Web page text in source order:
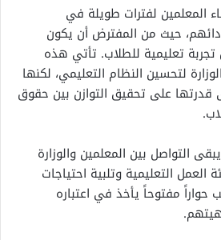
المعلمين لفترات طويلة في
حيث من المفترض أن يكون
تعليمية للطلاب. تأتي هذه
لتحسين النظام التعليمي، لكنها
على تحقيق التوازن بين حقوق
التواصل بين المعلمين والوزارة
التعليمية وتلبية احتياجات
حواراً مفتوحاً يأخذ في اعتباره